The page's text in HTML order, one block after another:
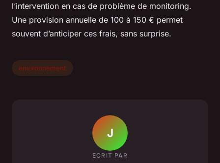
l’intervention en cas de problème de monitoring.
Une provision annuelle de 100 à 150 € permet
souvent d’anticiper ces frais, sans surprise.
environnement
J
ECRIT PAR